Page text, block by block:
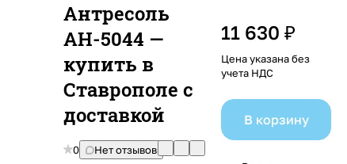
Антресоль
АН-5044 —
купить в
Ставрополе с
доставкой
0 Нет отзывов
11 630 ₽
Цена указана без
учета НДС
В корзину